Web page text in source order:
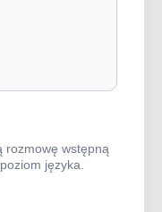
rozmowę wstępną
języka.